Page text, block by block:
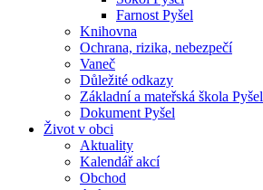
Farnost Pyšel
Knihovna
Ochrana, rizika, nebezpečí
Vaneč
Důležité odkazy
Základní a mateřská škola Pyšel
Dokument Pyšel
Život v obci
Aktuality
Kalendář akcí
Obchod